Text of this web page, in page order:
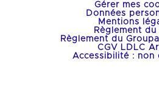
Gérer mes
Données
Mentions
Règlement
Règlement du
CGV LDLC
Accessibilité : non